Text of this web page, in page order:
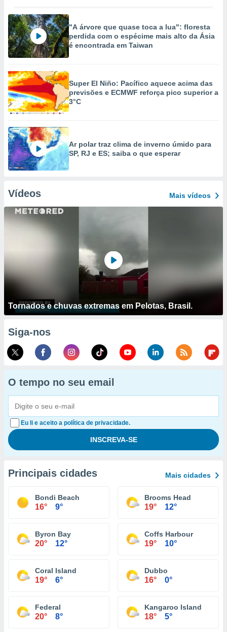
"A árvore que quase toca a lua": floresta
perdida com o espécime mais alto da Ásia
é encontrada em Taiwan
Super El Niño: Pacífico aquece acima das
previsões e ECMWF reforça pico superior a
3°C
Ar polar traz clima de inverno úmido para
SP, RJ e ES; saiba o que esperar
Vídeos Mais vídeos
Tornados e chuvas extremas em Pelotas, Brasil.
Siga-nos
O tempo no seu email
Eu li e aceito a política de privacidade.
Principais cidades Mais cidades
Bondi Beach
16° 9°
Brooms Head
19° 12°
Byron Bay
20° 12°
Coffs Harbour
19° 10°
Coral Island
19° 6°
Dubbo
16° 0°
Federal
20° 8°
Kangaroo Island
18° 5°